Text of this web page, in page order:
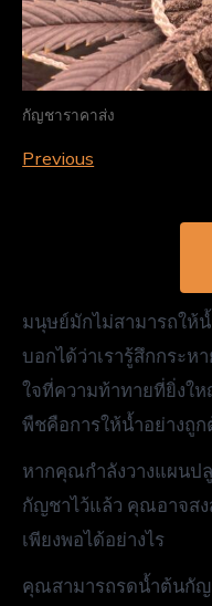
กัญชาราคาส่ง
Previous
มนุษย์มักไม่สามารถให้น้
บอกได้ว่าเรารู้สึกกระห
ใจที่ความท้าทายที่ยิ่งใ
พืชคือการให้น้ำอย่างถูก
หากคุณกำลังวางแผนป
กัญชาไว้แล้ว คุณอาจส
เพียงพอได้อย่างไร
คุณสามารถรดน้ำต้นกัญ